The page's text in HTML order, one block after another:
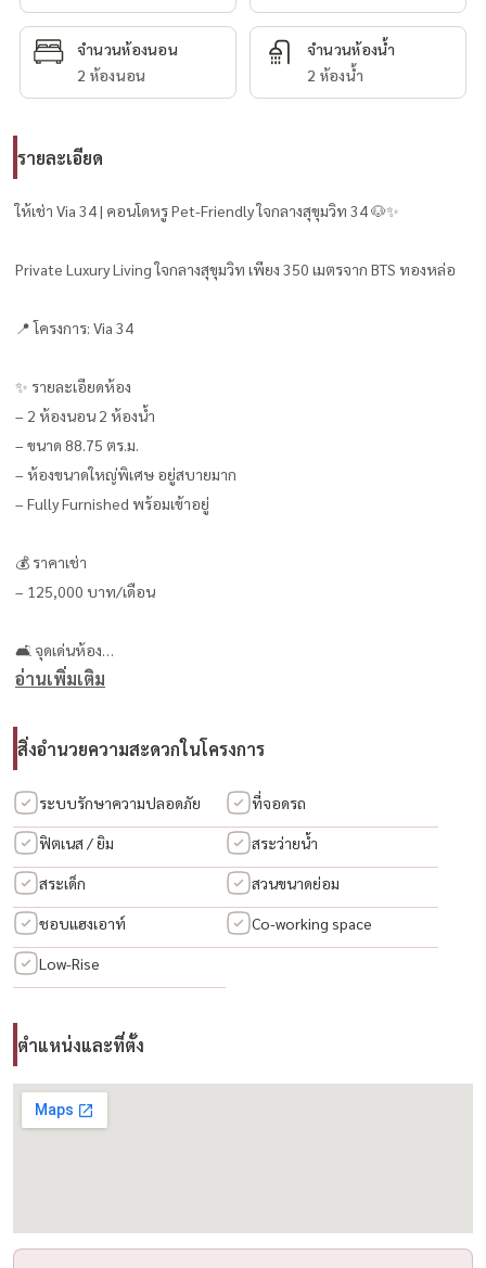
จำนวนห้องนอน
2 ห้องนอน
จำนวนห้องน้ำ
2 ห้องน้ำ
รายละเอียด
ให้เช่า Via 34 | คอนโดหรู Pet-Friendly ใจกลางสุขุมวิท 34 🐶✨
Private Luxury Living ใจกลางสุขุมวิท เพียง 350 เมตรจาก BTS ทองหล่อ
📍 โครงการ: Via 34
✨ รายละเอียดห้อง
– 2 ห้องนอน 2 ห้องน้ำ
– ขนาด 88.75 ตร.ม.
– ห้องขนาดใหญ่พิเศษ อยู่สบายมาก
– Fully Furnished พร้อมเข้าอยู่
💰 ราคาเช่า
– 125,000 บาท/เดือน
🛋️ จุดเด่นห้อง
• Pet-Friendly 🐶🐱 รองรับการเลี้ยงสัตว์
• บรรยากาศสงบ เป็นส่วนตัวสูง
• แนวคิดการอยู่อาศัยแบบ Private Art Gallery — หรู เรียบ และมี
เอกลักษณ์
• โครงการ Low-Density เพียง 45 ยูนิต เท่านั้น
🏢 สิ่งอำนวยความสะดวก
– ฟิตเนส 🏋️
– สวนส่วนกลาง 🌿
– ระบบรักษาความปลอดภัย 24 ชั่วโมง 🔐
– BTS ทองหล่อ เพียง 350 เมตร 🚆
– ใกล้ EmQuartier / Emporium / EmSphere
🎯 เหมาะสำหรับ
อ่านเพิ่มเติม
สิ่งอำนวยความสะดวกในโครงการ
ระบบรักษาความปลอดภัย ที่จอดรถ
ฟิตเนส / ยิม สระว่ายน้ำ
สระเด็ก สวนขนาดย่อม
ชอบแฮงเอาท์ Co-working space
Low-Rise
ตำแหน่งและที่ตั้ง